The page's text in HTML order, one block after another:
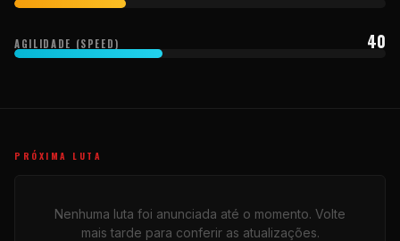
AGILIDADE (SPEED) 40
PRÓXIMA LUTA
Nenhuma luta foi anunciada até o momento. Volte
mais tarde para conferir as atualizações.